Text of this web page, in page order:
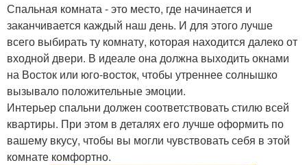
Спальная комната - это место, где начинается и
заканчивается каждый наш день. И для этого лучше
всего выбирать ту комнату, которая находится далеко от
входной двери. В идеале она должна выходить окнами
на Восток или юго-восток, чтобы утреннее солнышко
вызывало положительные эмоции.
Интерьер спальни должен соответствовать стилю всей
квартиры. При этом в деталях его лучше оформить по
вашему вкусу, чтобы вы могли чувствовать себя в этой
комнате комфортно.